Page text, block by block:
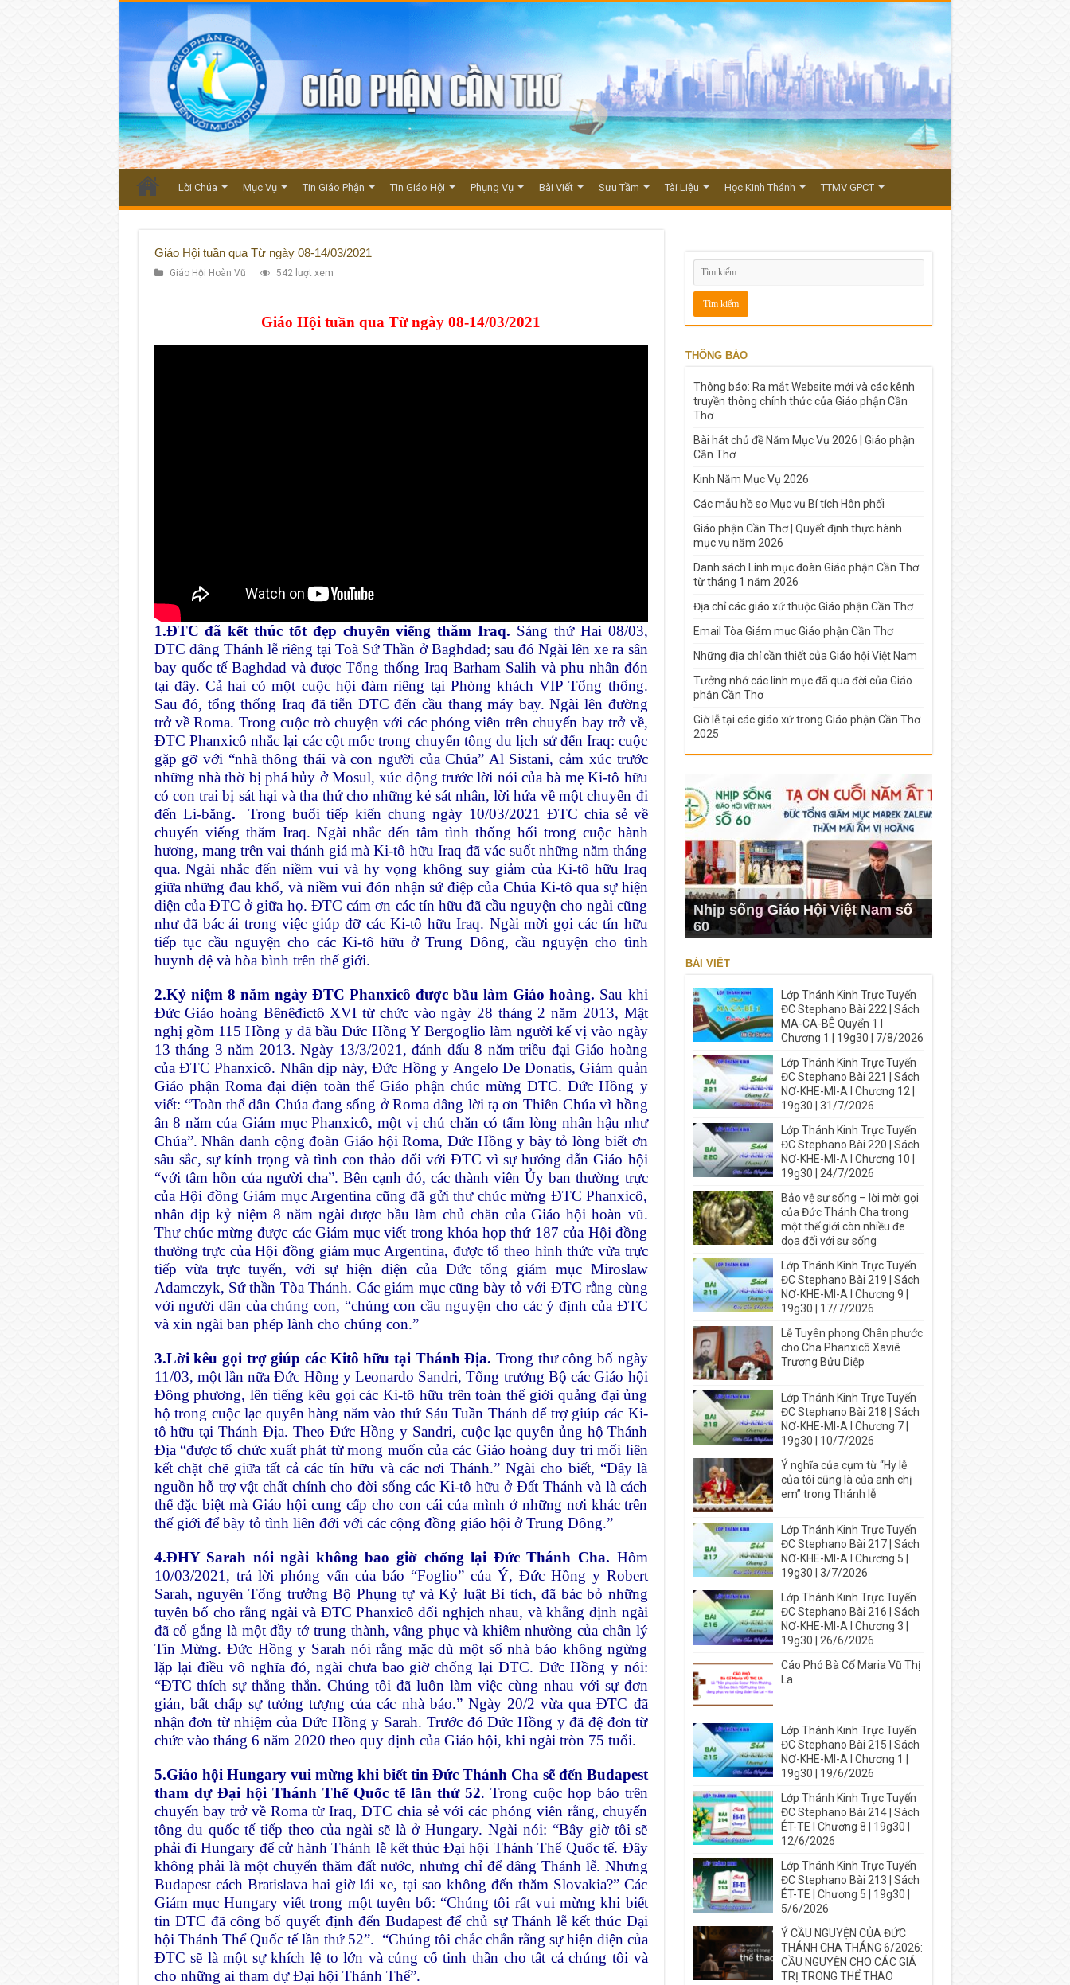
Lời Chúa Mục Vụ Tin Giáo Phận Tin Giáo Hội Phụng Vụ Bài Viết Sưu Tầm Tài Liệu Học Kinh Thánh TTMV GPCT
Giáo Hội tuần qua Từ ngày 08-14/03/2021
Giáo Hội Hoàn Vũ 542 lượt xem
Giáo Hội tuần qua Từ ngày 08-14/03/2021
1.ĐTC đã kết thúc tốt đẹp chuyến viếng thăm Iraq. Sáng thứ Hai 08/03,
ĐTC dâng Thánh lễ riêng tại Toà Sứ Thần ở Baghdad; sau đó Ngài lên xe ra sân
bay quốc tế Baghdad và được Tổng thống Iraq Barham Salih và phu nhân đón
tại đây. Cả hai có một cuộc hội đàm riêng tại Phòng khách VIP Tổng thống.
Sau đó, tổng thống Iraq đã tiễn ĐTC đến cầu thang máy bay. Ngài lên đường
trở về Roma. Trong cuộc trò chuyện với các phóng viên trên chuyến bay trở về,
ĐTC Phanxicô nhắc lại các cột mốc trong chuyến tông du lịch sử đến Iraq: cuộc
gặp gỡ với “nhà thông thái và con người của Chúa” Al Sistani, cảm xúc trước
những nhà thờ bị phá hủy ở Mosul, xúc động trước lời nói của bà mẹ Ki-tô hữu
có con trai bị sát hại và tha thứ cho những kẻ sát nhân, lời hứa về một chuyến đi
đến Li-băng.
Trong buổi tiếp kiến chung ngày 10/03/2021 ĐTC chia sẻ về
chuyến viếng thăm Iraq. Ngài nhắc đến tâm tình thống hối trong cuộc hành
hương, mang trên vai thánh giá mà Ki-tô hữu Iraq đã vác suốt những năm tháng
qua. Ngài nhắc đến niềm vui và hy vọng không suy giảm của Ki-tô hữu Iraq
giữa những đau khổ, và niềm vui đón nhận sứ điệp của Chúa Ki-tô qua sự hiện
diện của ĐTC ở giữa họ. ĐTC cám ơn các tín hữu đã cầu nguyện cho ngài cũng
như đã bác ái trong việc giúp đỡ các Ki-tô hữu Iraq. Ngài mời gọi các tín hữu
tiếp tục cầu nguyện cho các Ki-tô hữu ở Trung Đông, cầu nguyện cho tình
huynh đệ và hòa bình trên thế giới.
2.Kỷ niệm 8 năm ngày ĐTC Phanxicô được bầu làm Giáo hoàng. Sau khi
Đức Giáo hoàng Bênêđictô XVI từ chức vào ngày 28 tháng 2 năm 2013, Mật
nghị gồm 115 Hồng y đã bầu Đức Hồng Y Bergoglio làm người kế vị vào ngày
13 tháng 3 năm 2013. Ngày 13/3/2021, đánh dấu 8 năm triều đại Giáo hoàng
của ĐTC Phanxicô. Nhân dịp này, Đức Hồng y Angelo De Donatis, Giám quản
Giáo phận Roma đại diện toàn thể Giáo phận chúc mừng ĐTC. Đức Hồng y
viết: “Toàn thể dân Chúa đang sống ở Roma dâng lời tạ ơn Thiên Chúa vì hồng
ân 8 năm của Giám mục Phanxicô, một vị chủ chăn có tấm lòng nhân hậu như
Chúa”. Nhân danh cộng đoàn Giáo hội Roma, Đức Hồng y bày tỏ lòng biết ơn
sâu sắc, sự kính trọng và tình con thảo đối với ĐTC vì sự hướng dẫn Giáo hội
“với tâm hồn của người cha”. Bên cạnh đó, các thành viên Ủy ban thường trực
của Hội đồng Giám mục Argentina cũng đã gửi thư chúc mừng ĐTC Phanxicô,
nhân dịp kỷ niệm 8 năm ngài được bầu làm chủ chăn của Giáo hội hoàn vũ.
Thư chúc mừng được các Giám mục viết trong khóa họp thứ 187 của Hội đồng
thường trực của Hội đồng giám mục Argentina, được tổ theo hình thức vừa trực
tiếp vừa trực tuyến, với sự hiện diện của Đức tổng giám mục Miroslaw
Adamczyk, Sứ thần Tòa Thánh. Các giám mục cũng bày tỏ với ĐTC rằng cùng
với người dân của chúng con, “chúng con cầu nguyện cho các ý định của ĐTC
và xin ngài ban phép lành cho chúng con.”
3.Lời kêu gọi trợ giúp các Kitô hữu tại Thánh Địa. Trong thư công bố ngày
11/03, một lần nữa Đức Hồng y Leonardo Sandri, Tổng trưởng Bộ các Giáo hội
Đông phương, lên tiếng kêu gọi các Ki-tô hữu trên toàn thế giới quảng đại ủng
hộ trong cuộc lạc quyên hàng năm vào thứ Sáu Tuần Thánh để trợ giúp các Ki-
tô hữu tại Thánh Địa. Theo Đức Hồng y Sandri, cuộc lạc quyên ủng hộ Thánh
Địa “được tổ chức xuất phát từ mong muốn của các Giáo hoàng duy trì mối liên
kết chặt chẽ giữa tất cả các tín hữu và các nơi Thánh.” Ngài cho biết, “Đây là
nguồn hỗ trợ vật chất chính cho đời sống các Ki-tô hữu ở Đất Thánh và là cách
thế đặc biệt mà Giáo hội cung cấp cho con cái của mình ở những nơi khác trên
thế giới để bày tỏ tình liên đới với các cộng đồng giáo hội ở Trung Đông.”
4.ĐHY Sarah nói ngài không bao giờ chống lại Đức Thánh Cha. Hôm
10/03/2021, trả lời phỏng vấn của báo “Foglio” của Ý, Đức Hồng y Robert
Sarah, nguyên Tổng trưởng Bộ Phụng tự và Kỷ luật Bí tích, đã bác bỏ những
tuyên bố cho rằng ngài và ĐTC Phanxicô đối nghịch nhau, và khẳng định ngài
đã cố gắng là một đầy tớ trung thành, vâng phục và khiêm nhường của chân lý
Tin Mừng. Đức Hồng y Sarah nói rằng mặc dù một số nhà báo không ngừng
lặp lại điều vô nghĩa đó, ngài chưa bao giờ chống lại ĐTC. Đức Hồng y nói:
“ĐTC thích sự thẳng thắn. Chúng tôi đã luôn làm việc cùng nhau với sự đơn
giản, bất chấp sự tưởng tượng của các nhà báo.” Ngày 20/2 vừa qua ĐTC đã
nhận đơn từ nhiệm của Đức Hồng y Sarah. Trước đó Đức Hồng y đã đệ đơn từ
chức vào tháng 6 năm 2020 theo quy định của Giáo hội, khi ngài tròn 75 tuổi.
5.Giáo hội Hungary vui mừng khi biết tin Đức Thánh Cha sẽ đến Budapest
tham dự Đại hội Thánh Thể Quốc tế lần thứ 52. Trong cuộc họp báo trên
chuyến bay trở về Roma từ Iraq, ĐTC chia sẻ với các phóng viên rằng, chuyến
tông du quốc tế tiếp theo của ngài sẽ là ở Hungary. Ngài nói: “Bây giờ tôi sẽ
phải đi Hungary để cử hành Thánh lễ kết thúc Đại hội Thánh Thể Quốc tế. Đây
không phải là một chuyến thăm đất nước, nhưng chỉ để dâng Thánh lễ. Nhưng
Budapest cách Bratislava hai giờ lái xe, tại sao không đến thăm Slovakia?” Các
Giám mục Hungary viết trong một tuyên bố: “Chúng tôi rất vui mừng khi biết
tin ĐTC đã công bố quyết định đến Budapest để chủ sự Thánh lễ kết thúc Đại
hội Thánh Thể Quốc tế lần thứ 52”. “Chúng tôi chắc chắn rằng sự hiện diện của
ĐTC sẽ là một sự khích lệ to lớn và củng cố tinh thần cho tất cả chúng tôi và
cho những ai tham dự Đại hội Thánh Thể”.
THÔNG BÁO
Thông báo: Ra mắt Website mới và các kênh
truyền thông chính thức của Giáo phận Cần
Thơ
Bài hát chủ đề Năm Mục Vụ 2026 | Giáo phận
Cần Thơ
Kinh Năm Mục Vụ 2026
Các mẫu hồ sơ Mục vụ Bí tích Hôn phối
Giáo phận Cần Thơ | Quyết định thực hành
mục vụ năm 2026
Danh sách Linh mục đoàn Giáo phận Cần Thơ
từ tháng 1 năm 2026
Địa chỉ các giáo xứ thuộc Giáo phận Cần Thơ
Email Tòa Giám mục Giáo phận Cần Thơ
Những địa chỉ cần thiết của Giáo hội Việt Nam
Tưởng nhớ các linh mục đã qua đời của Giáo
phận Cần Thơ
Giờ lễ tại các giáo xứ trong Giáo phận Cần Thơ
2025
Nhịp sống Giáo Hội Việt Nam số
60
BÀI VIẾT
Lớp Thánh Kinh Trực Tuyến
ĐC Stephano Bài 222 | Sách
MA-CA-BÊ Quyển 1 I
Chương 1 | 19g30 | 7/8/2026
Lớp Thánh Kinh Trực Tuyến
ĐC Stephano Bài 221 | Sách
NƠ-KHE-MI-A I Chương 12 |
19g30 | 31/7/2026
Lớp Thánh Kinh Trực Tuyến
ĐC Stephano Bài 220 | Sách
NƠ-KHE-MI-A I Chương 10 |
19g30 | 24/7/2026
Bảo vệ sự sống – lời mời gọi
của Đức Thánh Cha trong
một thế giới còn nhiều đe
dọa đối với sự sống
Lớp Thánh Kinh Trực Tuyến
ĐC Stephano Bài 219 | Sách
NƠ-KHE-MI-A I Chương 9 |
19g30 | 17/7/2026
Lễ Tuyên phong Chân phước
cho Cha Phanxicô Xaviê
Trương Bửu Diệp
Lớp Thánh Kinh Trực Tuyến
ĐC Stephano Bài 218 | Sách
NƠ-KHE-MI-A I Chương 7 |
19g30 | 10/7/2026
Ý nghĩa của cụm từ “Hy lễ
của tôi cũng là của anh chị
em” trong Thánh lễ
Lớp Thánh Kinh Trực Tuyến
ĐC Stephano Bài 217 | Sách
NƠ-KHE-MI-A I Chương 5 |
19g30 | 3/7/2026
Lớp Thánh Kinh Trực Tuyến
ĐC Stephano Bài 216 | Sách
NƠ-KHE-MI-A I Chương 3 |
19g30 | 26/6/2026
Cáo Phó Bà Cố Maria Vũ Thị
La
Lớp Thánh Kinh Trực Tuyến
ĐC Stephano Bài 215 | Sách
NƠ-KHE-MI-A I Chương 1 |
19g30 | 19/6/2026
Lớp Thánh Kinh Trực Tuyến
ĐC Stephano Bài 214 | Sách
ÉT-TE I Chương 8 | 19g30 |
12/6/2026
Lớp Thánh Kinh Trực Tuyến
ĐC Stephano Bài 213 | Sách
ÉT-TE | Chương 5 | 19g30 |
5/6/2026
Ý CẦU NGUYỆN CỦA ĐỨC
THÁNH CHA THÁNG 6/2026:
CẦU NGUYỆN CHO CÁC GIÁ
TRỊ TRONG THỂ THAO